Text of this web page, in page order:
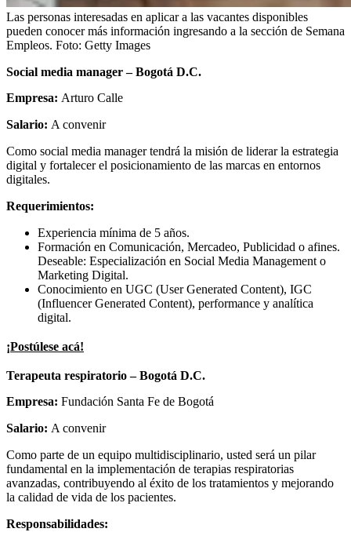
Las personas interesadas en aplicar a las vacantes disponibles
pueden conocer más información ingresando a la sección de Semana
Empleos. Foto: Getty Images
Social media manager – Bogotá D.C.
Empresa: Arturo Calle
Salario: A convenir
Como social media manager tendrá la misión de liderar la estrategia
digital y fortalecer el posicionamiento de las marcas en entornos
digitales.
Requerimientos:
Experiencia mínima de 5 años.
Formación en Comunicación, Mercadeo, Publicidad o afines.
Deseable: Especialización en Social Media Management o
Marketing Digital.
Conocimiento en UGC (User Generated Content), IGC
(Influencer Generated Content), performance y analítica
digital.
¡Postúlese acá!
Terapeuta respiratorio – Bogotá D.C.
Empresa: Fundación Santa Fe de Bogotá
Salario: A convenir
Como parte de un equipo multidisciplinario, usted será un pilar
fundamental en la implementación de terapias respiratorias
avanzadas, contribuyendo al éxito de los tratamientos y mejorando
la calidad de vida de los pacientes.
Responsabilidades: